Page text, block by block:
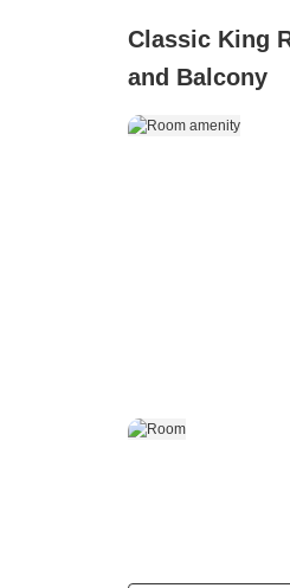
Classic King
and Balcony